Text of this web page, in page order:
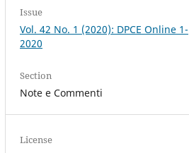
Issue
Vol. 42 No. 1 (2020): DPCE Online 1-
2020
Section
Note e Commenti
License